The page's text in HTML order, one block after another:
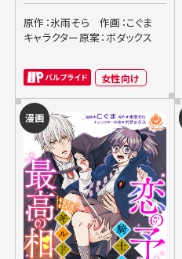
原作：氷雨そら
作画：こぐま
キャラクター原案：ボダックス
女性向け
漫画